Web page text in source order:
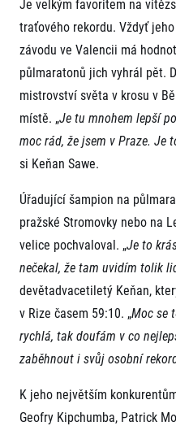
Mobilní aplikace RunCzech
Stáhněte si mobilní aplikaci
Reklamace výsledků
AIMS Race Calendar
Prvoběžci
RunCzech Kings & Queens
RunCzech Stars
dm rodinná míle
RunCzech Pacers
Running Doctors
Středoškoláci
Seznam neziskových organizací
Užitečné
O nás
Kontakt
Náš tým
Naši partneři
Pro veřejnost
FAQ (Často kladené dotazy)
Oznámení fúze
Dobrovolníci
Dárkové poukazy
Šablony k dárkovému poukazu ke
Pro média
Akreditace a vše k závodům
Tiskové zprávy
Poznámky pro editory
Magazíny
RunCzech
Kariéra
All Runners Are Beautiful
RunCzech Racing
Ekofilozofie
Running Mall
Vítejte v Running Mall
Kalendář
Individuální trénink
Skupinové tréninky
Firemní tréninky
Je velkým favoritem na
traťového rekordu. Vždyť
závodu ve Valencii má
půlmaratonů jich vyhrál pět.
mistrovství světa v krosu v
místě. „Je tu mnohem lepší
moc rád, že jsem v Praze. Je
si Keňan Sawe.
Úřadující šampion na
pražské Stromovky nebo na
velice pochvaloval. „Je to
nečekal, že tam uvidím tolik
devětadvacetiletý Keňan,
v Rize časem 59:10. „Moc se
rychlá, tak doufám v co
zaběhnout i svůj osobní
K jeho největším
Geofry Kipchumba, Patrick